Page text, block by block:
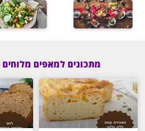
מתכונים למאפים מלוחים